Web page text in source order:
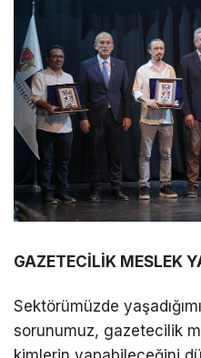
GAZETECİLİK MESLEK
Sektörümüzde
sorunumuz, gazetecilik